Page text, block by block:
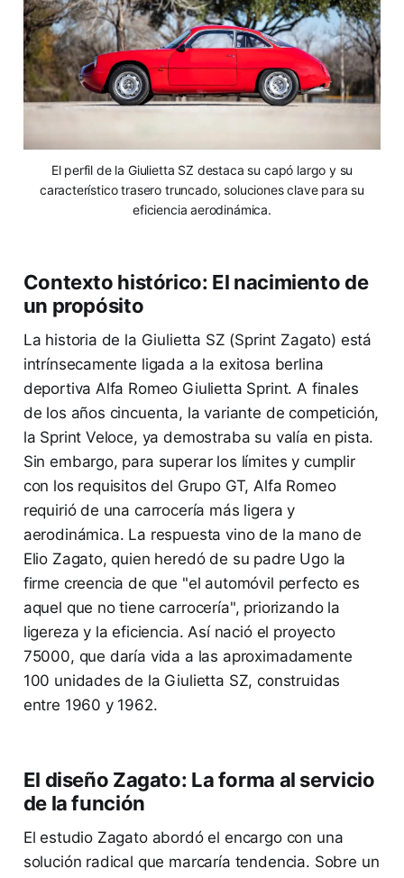
El perfil de la Giulietta SZ destaca su capó largo y su
característico trasero truncado, soluciones clave para su
eficiencia aerodinámica.
Contexto histórico: El nacimiento de
un propósito
La historia de la Giulietta SZ (Sprint Zagato) está
intrínsecamente ligada a la exitosa berlina
deportiva Alfa Romeo Giulietta Sprint. A finales
de los años cincuenta, la variante de competición,
la Sprint Veloce, ya demostraba su valía en pista.
Sin embargo, para superar los límites y cumplir
con los requisitos del Grupo GT, Alfa Romeo
requirió de una carrocería más ligera y
aerodinámica. La respuesta vino de la mano de
Elio Zagato, quien heredó de su padre Ugo la
firme creencia de que "el automóvil perfecto es
aquel que no tiene carrocería", priorizando la
ligereza y la eficiencia. Así nació el proyecto
75000, que daría vida a las aproximadamente
100 unidades de la Giulietta SZ, construidas
entre 1960 y 1962.
El diseño Zagato: La forma al servicio
de la función
El estudio Zagato abordó el encargo con una
solución radical que marcaría tendencia. Sobre un